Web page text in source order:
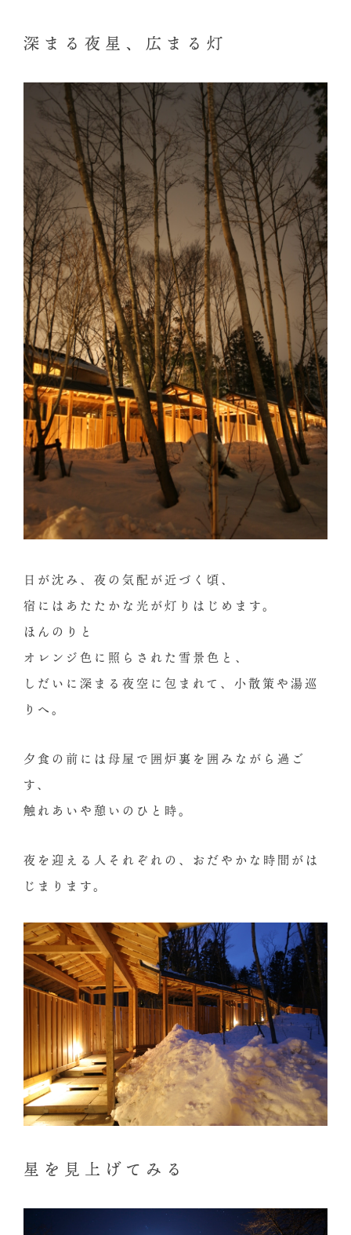
深まる夜星、広まる灯
日が沈み、夜の気配が近づく頃、
宿にはあたたかな光が灯りはじめます。
ほんのりと
オレンジ色に照らされた雪景色と、
しだいに深まる夜空に包まれて、小散策や湯巡
りへ。
夕食の前には母屋で囲炉裏を囲みながら過ご
す、
触れあいや憩いのひと時。
夜を迎える人それぞれの、おだやかな時間がは
じまります。
星を見上げてみる